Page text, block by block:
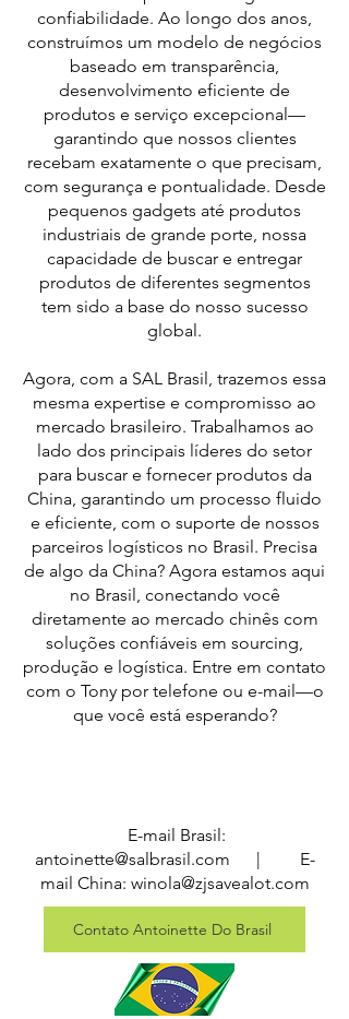
confiabilidade. Ao longo dos anos,
construímos um modelo de negócios
baseado em transparência,
desenvolvimento eficiente de
produtos e serviço excepcional—
garantindo que nossos clientes
recebam exatamente o que precisam,
com segurança e pontualidade. Desde
pequenos gadgets até produtos
industriais de grande porte, nossa
capacidade de buscar e entregar
produtos de diferentes segmentos
tem sido a base do nosso sucesso
global.
Agora, com a SAL Brasil, trazemos essa
mesma expertise e compromisso ao
mercado brasileiro. Trabalhamos ao
lado dos principais líderes do setor
para buscar e fornecer produtos da
China, garantindo um processo fluido
e eficiente, com o suporte de nossos
parceiros logísticos no Brasil. Precisa
de algo da China? Agora estamos aqui
no Brasil, conectando você
diretamente ao mercado chinês com
soluções confiáveis em sourcing,
produção e logística. Entre em contato
com o Tony por telefone ou e-mail—o
que você está esperando?
E-mail Brasil:
antoinette@salbrasil.com | E-
mail China: winola@zjsavealot.com
Contato Antoinette Do Brasil